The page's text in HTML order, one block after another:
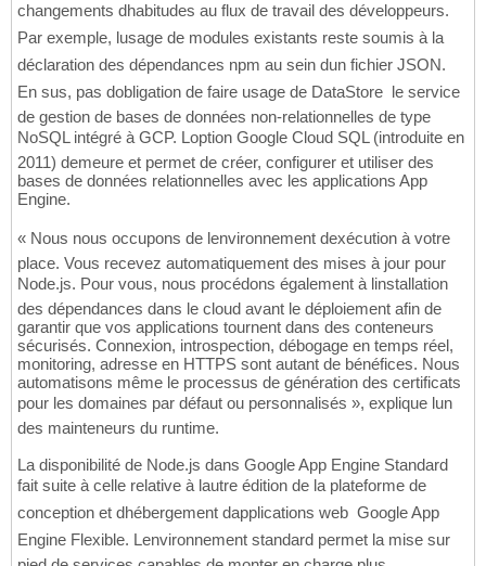
changements dhabitudes au flux de travail des développeurs.
Par exemple, lusage de modules existants reste soumis à la
déclaration des dépendances npm au sein dun fichier JSON.
En sus, pas dobligation de faire usage de DataStore  le service
de gestion de bases de données non-relationnelles de type
NoSQL intégré à GCP. Loption Google Cloud SQL (introduite en
2011) demeure et permet de créer, configurer et utiliser des
bases de données relationnelles avec les applications App
Engine.
« Nous nous occupons de lenvironnement dexécution à votre
place. Vous recevez automatiquement des mises à jour pour
Node.js. Pour vous, nous procédons également à linstallation
des dépendances dans le cloud avant le déploiement afin de
garantir que vos applications tournent dans des conteneurs
sécurisés. Connexion, introspection, débogage en temps réel,
monitoring, adresse en HTTPS sont autant de bénéfices. Nous
automatisons même le processus de génération des certificats
pour les domaines par défaut ou personnalisés », explique lun
des mainteneurs du runtime.
La disponibilité de Node.js dans Google App Engine Standard
fait suite à celle relative à lautre édition de la plateforme de
conception et dhébergement dapplications web  Google App
Engine Flexible. Lenvironnement standard permet la mise sur